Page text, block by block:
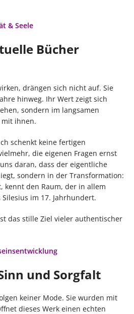
& Seele
Bücher
drängen sich nicht auf. Sie
hinweg. Ihr Wert zeigt sich
sondern im langsamen
mit ihnen.
schenkt keine fertigen
die eigenen Fragen ernst
daran, dass der eigentliche
sondern in der Transformation:
kennt den Raum, der in allem
im 17. Jahrhundert.
das stille Ziel vieler authentischer
und Sorgfalt
keiner Mode. Sie wurden mit
dieses Werk einen echten